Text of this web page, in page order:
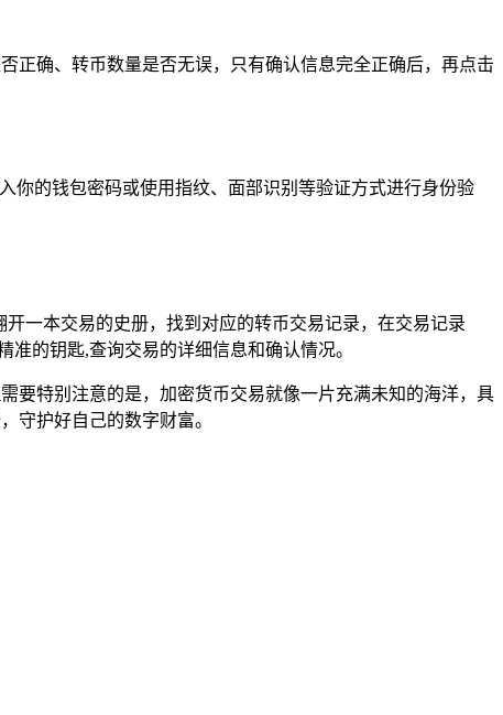
正确、转币数量是否无误，只有确认信息完全正确后，再点击
你的钱包密码或使用指纹、面部识别等验证方式进行身份验
一本交易的史册，找到对应的转币交易记录，在交易记录
的钥匙,查询交易的详细信息和确认情况。
要特别注意的是，加密货币交易就像一片充满未知的海洋，具
守护好自己的数字财富。